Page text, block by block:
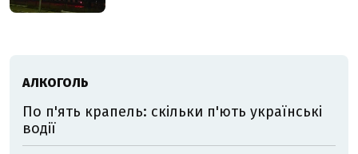
АЛКОГОЛЬ
По п'ять крапель: скільки п'ють українські
водії